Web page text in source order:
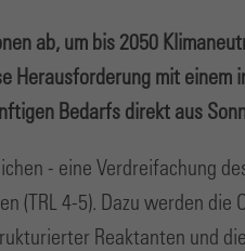
ab, um bis 2050
Herausforderung mit
Bedarfs direkt aus
- eine Verdreifachung
(TRL 4-5). Dazu werden
Reaktanten und